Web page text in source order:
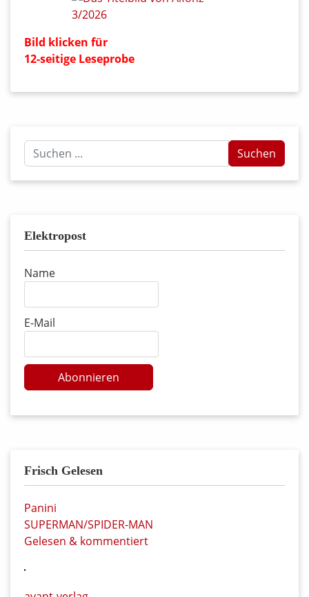
Bild klicken für
12-seitige Leseprobe
Suchen
...
Suchen
Elektropost
Name
E-Mail
Abonnieren
Frisch Gelesen
Panini
SUPERMAN/SPIDER-MAN
Gelesen & kommentiert